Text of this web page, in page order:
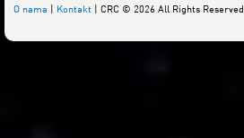
O nama | Kontakt | CRC © 2026 All Rights Reserved